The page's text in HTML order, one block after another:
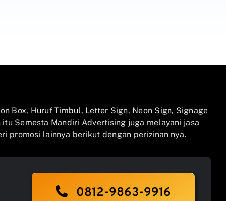
Box, Huruf Timbul , Letter Sign, Neon Sign, Signage
Semesta Mandiri Advertising juga melayani jasa
promosi lainnya berikut dengan perizinan nya.
0812-9863-9916